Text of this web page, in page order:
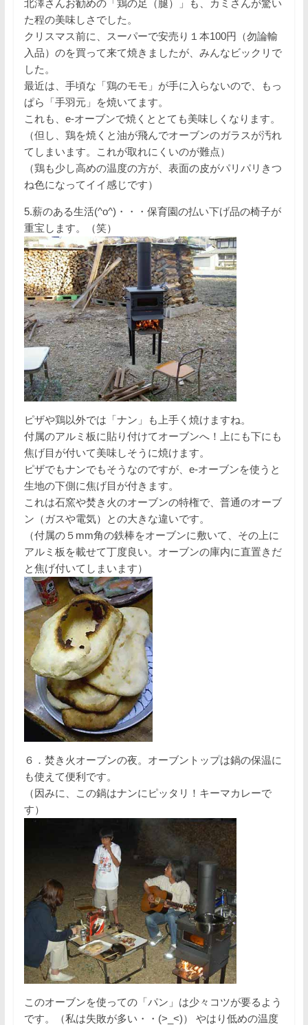
北澤さんお勧めの「鶏の足（腿）」も、カミさんが驚い
た程の美味しさでした。
クリスマス前に、スーパーで安売り１本100円（勿論輸
入品）のを買って来て焼きましたが、みんなビックリで
した。
最近は、手頃な「鶏のモモ」が手に入らないので、もっ
ぱら「手羽元」を焼いてます。
これも、e-オーブンで焼くととても美味しくなります。
（但し、鶏を焼くと油が飛んでオーブンのガラスが汚れ
てしまいます。これが取れにくいのが難点）
（鶏も少し高めの温度の方が、表面の皮がパリパリきつ
ね色になってイイ感じです）
5.薪のある生活(^o^)・・・保育園の払い下げ品の椅子が
重宝します。（笑）
ピザや鶏以外では「ナン」も上手く焼けますね。
付属のアルミ板に貼り付けてオーブンへ！上にも下にも
焦げ目が付いて美味しそうに焼けます。
ピザでもナンでもそうなのですが、e-オーブンを使うと
生地の下側に焦げ目が付きます。
これは石窯や焚き火のオーブンの特権で、普通のオーブ
ン（ガスや電気）との大きな違いです。
（付属の５mm角の鉄棒をオーブンに敷いて、その上に
アルミ板を載せて丁度良い。オーブンの庫内に直置きだ
と焦げ付いてしまいます）
６．焚き火オーブンの夜。オーブントップは鍋の保温に
も使えて便利です。
（因みに、この鍋はナンにピッタリ！キーマカレーで
す）
このオーブンを使っての「パン」は少々コツが要るよう
です。（私は失敗が多い・・(>_<)） やはり低めの温度